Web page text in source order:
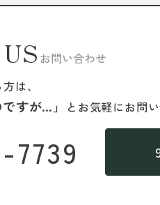
お問い合わせ
は、
すが…」 と お気軽にお問
7739